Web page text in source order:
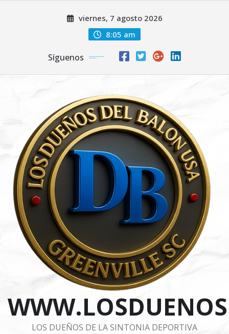
viernes, 7 agosto 2026
8:05 am
Síguenos
LOS DUEÑOS DE LA SINTONIA DEPORTIVA